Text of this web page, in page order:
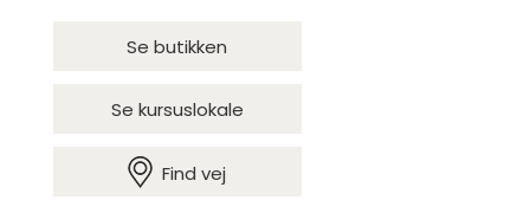
Se butikken
Se kursuslokale
Find vej